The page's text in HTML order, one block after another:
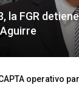
la FGR
operativo